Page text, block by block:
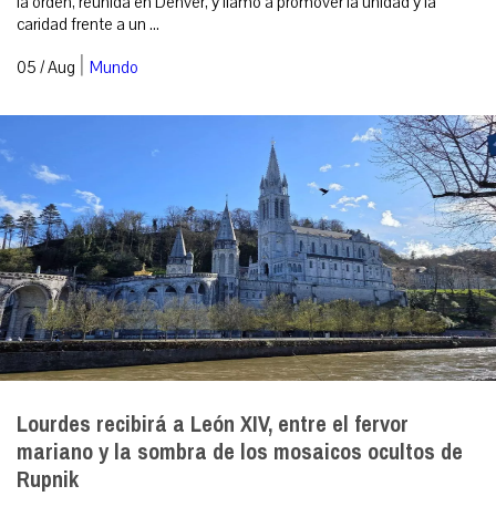
caridad frente a un ...
05 / Aug | Mundo
Lourdes recibirá a León XIV, entre el fervor
mariano y la sombra de los mosaicos ocultos de
Rupnik